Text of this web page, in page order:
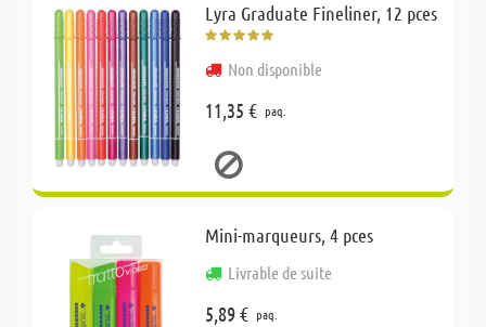
Lyra Graduate Fineliner, 12 pces
Non disponible
11,35 € paq.
Mini-marqueurs, 4 pces
Livrable de suite
5,89 € paq.